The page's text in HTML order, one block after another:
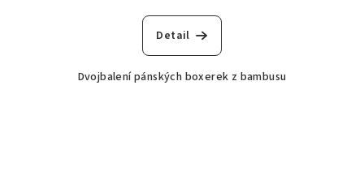
Detail
Dvojbalení pánských boxerek z bambusu